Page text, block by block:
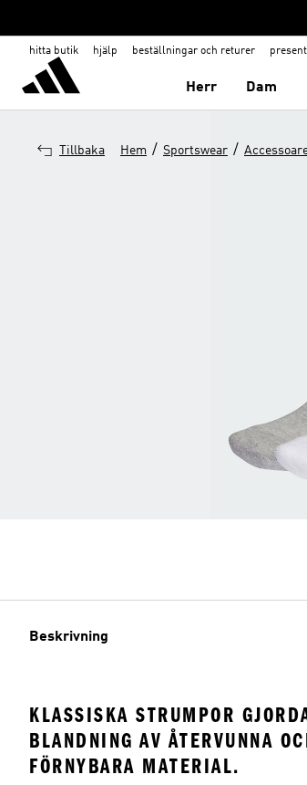
hitta butik hjälp beställningar och returer
Herr Dam
Tillbaka Hem / Sportswear /
Beskrivning
KLASSISKA STRUMPOR
BLANDNING AV ÅTERVUNNA
FÖRNYBARA MATERIAL.